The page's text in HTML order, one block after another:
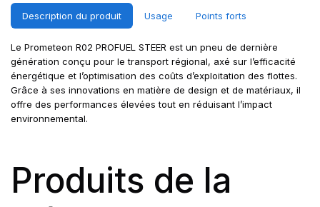
Description du produit Usage Points forts
Le Prometeon R02 PROFUEL STEER est un pneu de dernière
génération conçu pour le transport régional, axé sur l’efficacité
énergétique et l’optimisation des coûts d’exploitation des flottes.
Grâce à ses innovations en matière de design et de matériaux, il
offre des performances élevées tout en réduisant l’impact
environnemental.
Produits de la